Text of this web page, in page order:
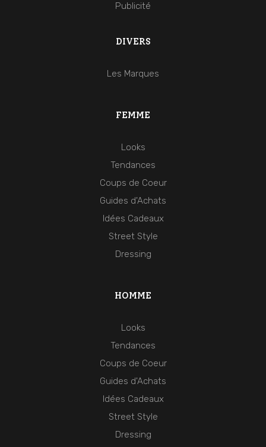
HOMME
Looks
Tendances
Coups de Coeur
Guides d'Achats
Idées Cadeaux
Street Style
Dressing
FEMME
Looks
Tendances
Coups de Coeur
Guides d'Achats
Idées Cadeaux
Street Style
Dressing
Publicité
DIVERS
Les Marques